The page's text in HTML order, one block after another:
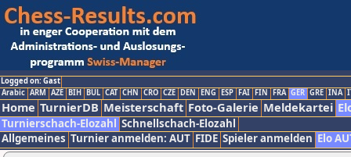
Logged on: Gast
Arabic ARM AZE BIH BUL CAT CHN CRO CZE DEN ENG ESP FAI FIN FRA GER GRE INA
Home TurnierDB Meisterschaft Foto-Galerie Meldekartei
Turnierschach-Elozahl Schnellschach-Elozahl
Allgemeines Turnier anmelden: AUT FIDE Spieler anmelden Elo